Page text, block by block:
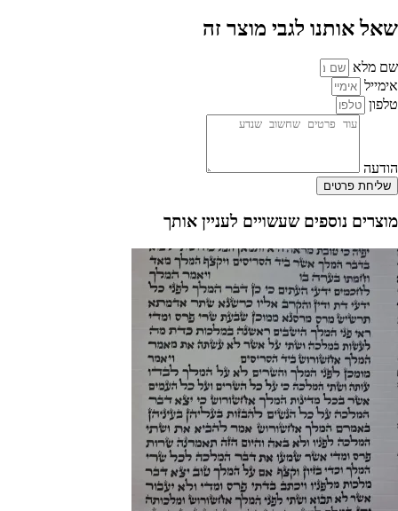
כתב
האריז"ל
רש"י
מהודר
שאל אותנו לגבי מוצר זה
שם מלא
אימייל
טלפון
הודעה
שליחת פרטים
מוצרים נוספים שעשויים לעניין אותך